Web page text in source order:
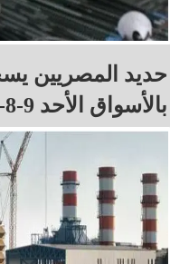
بالأسواق الأحد 9-8-2026